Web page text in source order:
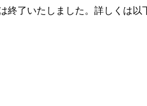
終了いたしました。詳しくは以